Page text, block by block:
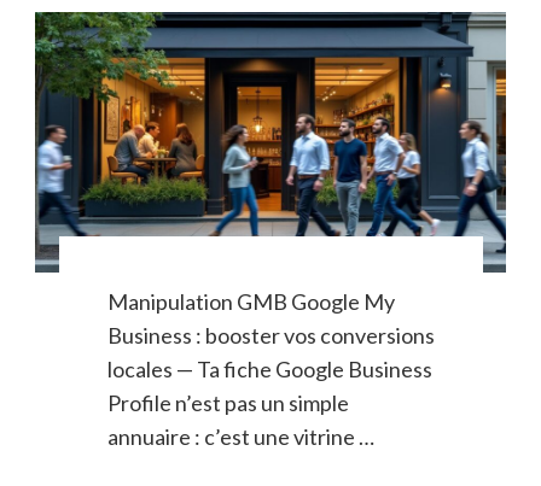
Manipulation GMB Google My
Business : booster vos conversions
locales — Ta fiche Google Business
Profile n’est pas un simple
annuaire : c’est une vitrine …